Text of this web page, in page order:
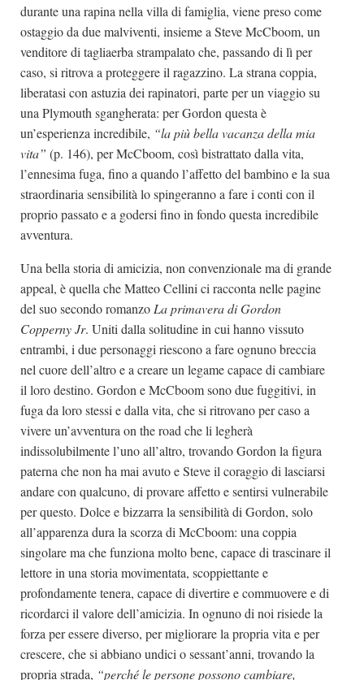
durante una rapina nella villa di famiglia, viene preso come
ostaggio da due malviventi, insieme a Steve McCboom, un
venditore di tagliaerba strampalato che, passando di lì per
caso, si ritrova a proteggere il ragazzino. La strana coppia,
liberatasi con astuzia dei rapinatori, parte per un viaggio su
una Plymouth sgangherata: per Gordon questa è
un’esperienza incredibile, “la più bella vacanza della mia
vita” (p. 146), per McCboom, così bistrattato dalla vita,
l’ennesima fuga, fino a quando l’affetto del bambino e la sua
straordinaria sensibilità lo spingeranno a fare i conti con il
proprio passato e a godersi fino in fondo questa incredibile
avventura.
Una bella storia di amicizia, non convenzionale ma di grande
appeal, è quella che Matteo Cellini ci racconta nelle pagine
del suo secondo romanzo La primavera di Gordon
Copperny Jr. Uniti dalla solitudine in cui hanno vissuto
entrambi, i due personaggi riescono a fare ognuno breccia
nel cuore dell’altro e a creare un legame capace di cambiare
il loro destino. Gordon e McCboom sono due fuggitivi, in
fuga da loro stessi e dalla vita, che si ritrovano per caso a
vivere un’avventura on the road che li legherà
indissolubilmente l’uno all’altro, trovando Gordon la figura
paterna che non ha mai avuto e Steve il coraggio di lasciarsi
andare con qualcuno, di provare affetto e sentirsi vulnerabile
per questo. Dolce e bizzarra la sensibilità di Gordon, solo
all’apparenza dura la scorza di McCboom: una coppia
singolare ma che funziona molto bene, capace di trascinare il
lettore in una storia movimentata, scoppiettante e
profondamente tenera, capace di divertire e commuovere e di
ricordarci il valore dell’amicizia. In ognuno di noi risiede la
forza per essere diverso, per migliorare la propria vita e per
crescere, che si abbiano undici o sessant’anni, trovando la
propria strada, “perché le persone possono cambiare,